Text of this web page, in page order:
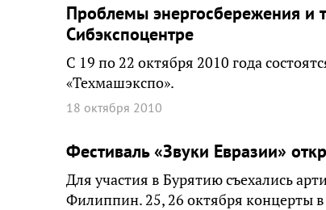
Проблемы энергосбережения и
Сибэкспоцентре
С 19 по 22 октября 2010 года
«Техмашэкспо».
18 октября 2010
Фестиваль «Звуки Евразии»
Для участия в Бурятию съехались
Филиппин. 25, 26 октября концерты